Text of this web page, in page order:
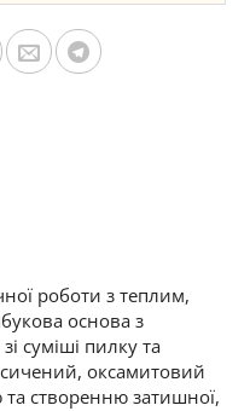
роботи з теплим,
основа з
суміші пилку та
оксамитовий
створенню затишної,